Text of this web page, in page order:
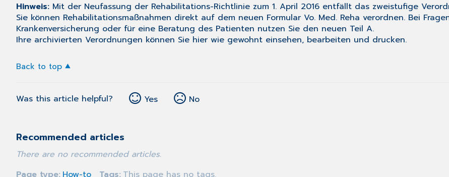
Hinweis: Mit der Neufassung der Rehabilitations-Richtlinie zum 1. April 2016 entfällt das zweistufige
Sie können Rehabilitationsmaßnahmen direkt auf dem neuen Formular Vo. Med. Reha verordnen. Bei
Krankenversicherung oder für eine Beratung des Patienten nutzen Sie den neuen Teil A.
Ihre archivierten Verordnungen können Sie hier wie gewohnt einsehen, bearbeiten und drucken.
Back to top
Was this article helpful? Yes No
Recommended articles
There are no recommended articles.